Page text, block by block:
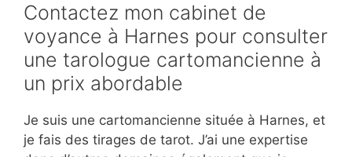
Contactez mon cabinet de
voyance à Harnes pour consulter
une tarologue cartomancienne à
un prix abordable
Je suis une cartomancienne située à Harnes, et
je fais des tirages de tarot. J’ai une expertise